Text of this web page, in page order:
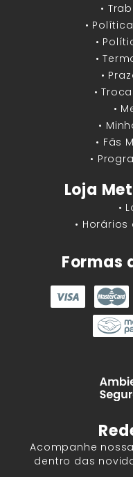
•
•
•
•
•
•
•
•
• Fãs
•
Loja
•
•
Formas
Acompanhe
dentro das